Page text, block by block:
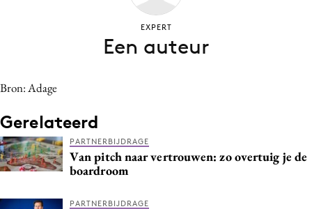
Craft
Customer Experience
Data & Insights
Design
Diversiteit
Bron: Adage
Gerelateerd
PARTNERBIJDRAGE
Van pitch naar vertrouwen: zo overtuig je de
boardroom
PARTNERBIJDRAGE
EXPERT
Een auteur